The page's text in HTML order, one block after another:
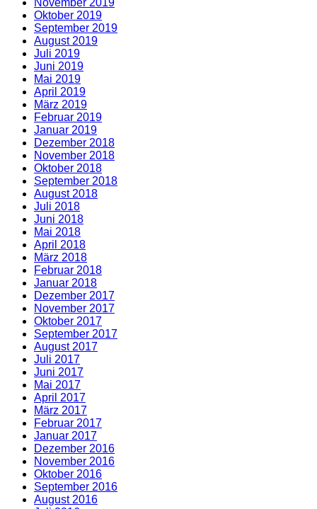
November 2019
Oktober 2019
September 2019
August 2019
Juli 2019
Juni 2019
Mai 2019
April 2019
März 2019
Februar 2019
Januar 2019
Dezember 2018
November 2018
Oktober 2018
September 2018
August 2018
Juli 2018
Juni 2018
Mai 2018
April 2018
März 2018
Februar 2018
Januar 2018
Dezember 2017
November 2017
Oktober 2017
September 2017
August 2017
Juli 2017
Juni 2017
Mai 2017
April 2017
März 2017
Februar 2017
Januar 2017
Dezember 2016
November 2016
Oktober 2016
September 2016
August 2016